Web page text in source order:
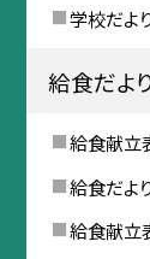
学校だよ
給食だよ
給食献立表
給食だよ
給食献立表